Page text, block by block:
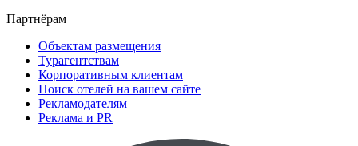
Партнёрам
Объектам размещения
Турагентствам
Корпоративным клиентам
Поиск отелей на вашем сайте
Рекламодателям
Реклама и PR